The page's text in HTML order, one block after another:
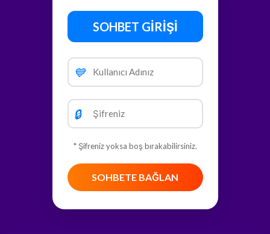
SOHBET GİRİŞİ
💙
🔒
* Şifreniz yoksa boş bırakabilirsiniz.
SOHBETE BAĞLAN